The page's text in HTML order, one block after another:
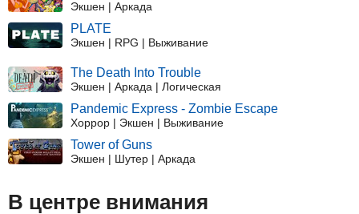
Экшен | Аркада
PLATE
Экшен | RPG | Выживание
The Death Into Trouble
Экшен | Аркада | Логическая
Pandemic Express - Zombie Escape
Хоррор | Экшен | Выживание
Tower of Guns
Экшен | Шутер | Аркада
В центре внимания